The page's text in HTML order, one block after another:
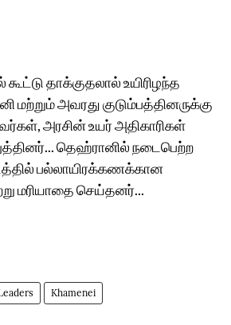
தாக்குதலால் உயிரிழந்த
மற்றும் அவரது குடும்பத்தினருக்கு
அரசின் உயர் அதிகாரிகள்
தெஹ்ரானில் நடைபெற்ற
பல்லாயிரக்கணக்கான
மரியாதை செய்தனர்...
Khamenei